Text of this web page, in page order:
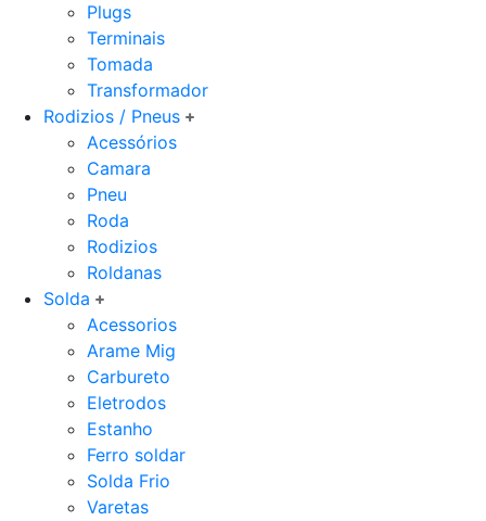
Plugs
Terminais
Tomada
Transformador
Rodizios / Pneus
Acessórios
Camara
Pneu
Roda
Rodizios
Roldanas
Solda
Acessorios
Arame Mig
Carbureto
Eletrodos
Estanho
Ferro soldar
Solda Frio
Varetas